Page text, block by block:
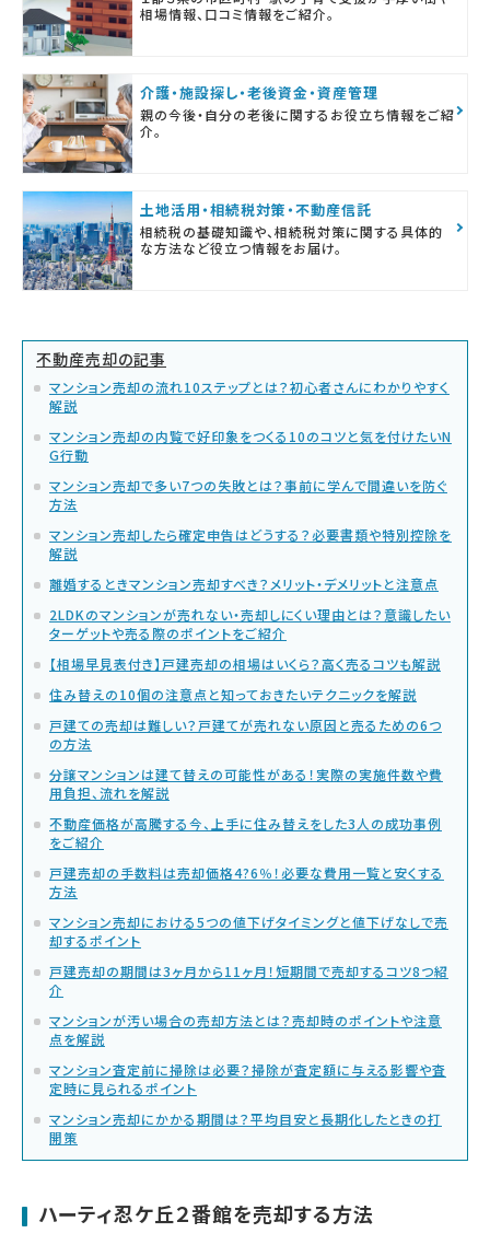
相場情報、口コミ情報をご紹介。
介護・施設探し・老後資金・資産管理
親の今後・自分の老後に関するお役立ち情報をご紹
介。
土地活用・相続税対策・不動産信託
相続税の基礎知識や、相続税対策に関する具体的
な方法など役立つ情報をお届け。
不動産売却の記事
マンション売却の流れ10ステップとは？初心者さんにわかりやすく
解説
マンション売却の内覧で好印象をつくる10のコツと気を付けたいN
G行動
マンション売却で多い7つの失敗とは？事前に学んで間違いを防ぐ
方法
マンション売却したら確定申告はどうする？必要書類や特別控除を
解説
離婚するときマンション売却すべき？メリット・デメリットと注意点
2LDKのマンションが売れない・売却しにくい理由とは？意識したい
ターゲットや売る際のポイントをご紹介
【相場早見表付き】戸建売却の相場はいくら？高く売るコツも解説
住み替えの10個の注意点と知っておきたいテクニックを解説
戸建ての売却は難しい？戸建てが売れない原因と売るための6つ
の方法
分譲マンションは建て替えの可能性がある！実際の実施件数や費
用負担、流れを解説
不動産価格が高騰する今、上手に住み替えをした3人の成功事例
をご紹介
戸建売却の手数料は売却価格4?6％！必要な費用一覧と安くする
方法
マンション売却における5つの値下げタイミングと値下げなしで売
却するポイント
戸建売却の期間は3ヶ月から11ヶ月！短期間で売却するコツ8つ紹
介
マンションが汚い場合の売却方法とは？売却時のポイントや注意
点を解説
マンション査定前に掃除は必要？掃除が査定額に与える影響や査
定時に見られるポイント
マンション売却にかかる期間は？平均目安と長期化したときの打
開策
ハーティ忍ケ丘２番館を売却する方法